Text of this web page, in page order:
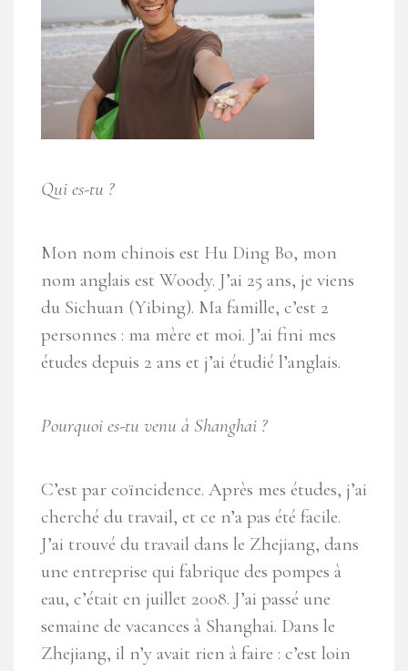
Qui es-tu ?
Mon nom chinois est Hu Ding Bo, mon
nom anglais est Woody. J’ai 25 ans, je viens
du Sichuan (Yibing). Ma famille, c’est 2
personnes : ma mère et moi. J’ai fini mes
études depuis 2 ans et j’ai étudié l’anglais.
Pourquoi es-tu venu à Shanghai ?
C’est par coïncidence. Après mes études, j’ai
cherché du travail, et ce n’a pas été facile.
J’ai trouvé du travail dans le Zhejiang, dans
une entreprise qui fabrique des pompes à
eau, c’était en juillet 2008. J’ai passé une
semaine de vacances à Shanghai. Dans le
Zhejiang, il n’y avait rien à faire : c’est loin